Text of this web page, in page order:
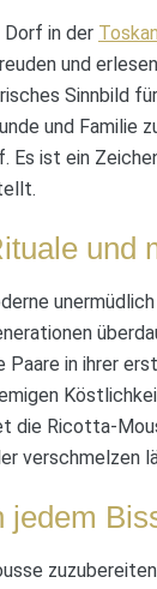
Dorf in der
und
Sinnbild
und Familie
Es ist ein
und
Paare in ihrer
die Ricotta-
verschmelzen
jedem